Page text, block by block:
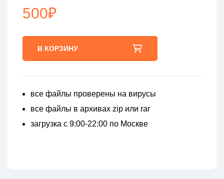
500₽
В КОРЗИНУ
все файлы проверены на вирусы
все файлы в архивах zip или rar
загрузка с 9:00-22:00 по Москве